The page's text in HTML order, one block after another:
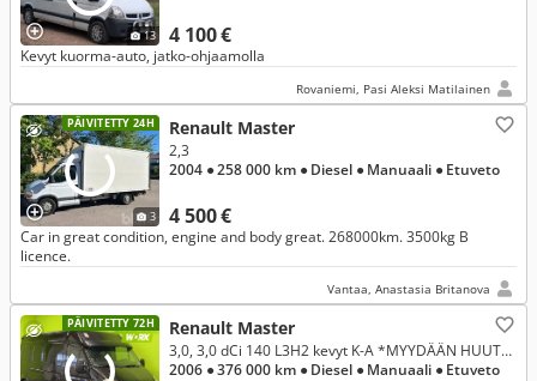
13 4 100 €
Kevyt kuorma-auto, jatko-ohjaamolla
Rovaniemi, Pasi Aleksi Matilainen
PÄIVITETTY 24H
3
Renault Master
4 500 €
2,3
2004 ● 258 000 km ● Diesel ● Manuaali ● Etuveto
Car in great condition, engine and body great. 268000km. 3500kg B
licence.
Vantaa, Anastasia Britanova
PÄIVITETTY 72H Renault Master
3,0, 3,0 dCi 140 L3H2 kevyt K-A *MYYDÄÄN HUUTOKAUPAT.COMISSA*
2006 ● 376 000 km ● Diesel ● Manuaali ● Etuveto